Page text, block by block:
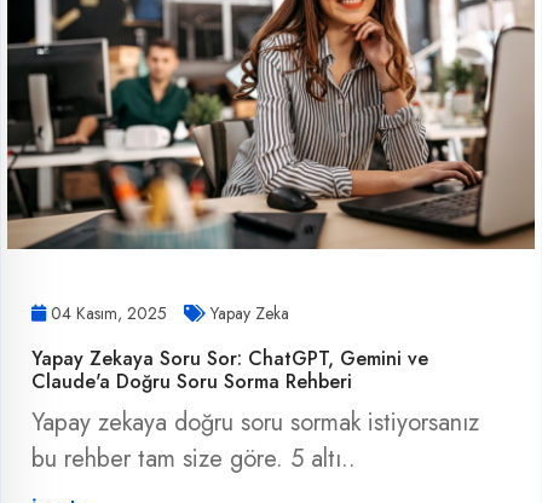
04 Kasım, 2025 Yapay Zeka
Yapay Zekaya Soru Sor: ChatGPT, Gemini ve
Claude'a Doğru Soru Sorma Rehberi
Yapay zekaya doğru soru sormak istiyorsanız
bu rehber tam size göre. 5 altı..